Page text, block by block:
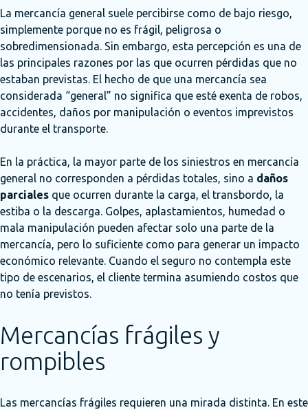
La mercancía general suele percibirse como de bajo riesgo,
simplemente porque no es frágil, peligrosa o
sobredimensionada. Sin embargo, esta percepción es una de
las principales razones por las que ocurren pérdidas que no
estaban previstas. El hecho de que una mercancía sea
considerada “general” no significa que esté exenta de robos,
accidentes, daños por manipulación o eventos imprevistos
durante el transporte.
En la práctica, la mayor parte de los siniestros en mercancía
general no corresponden a pérdidas totales, sino a daños
parciales que ocurren durante la carga, el transbordo, la
estiba o la descarga. Golpes, aplastamientos, humedad o
mala manipulación pueden afectar solo una parte de la
mercancía, pero lo suficiente como para generar un impacto
económico relevante. Cuando el seguro no contempla este
tipo de escenarios, el cliente termina asumiendo costos que
no tenía previstos.
Mercancías frágiles y
rompibles
Las mercancías frágiles requieren una mirada distinta. En este